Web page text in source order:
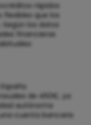
rápidos
que los
los datos
financieras
de 450€, ya
autónoma
cuenta bancaria